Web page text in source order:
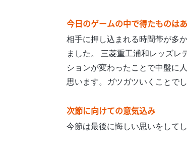
今日のゲームの中で得たものは
相手に押し込まれる時間帯が多
ました。 三菱重工浦和レッズレ
ションが変わったことで中盤に
思います。ガツガツいくことで
次節に向けての意気込み
今節は最後に悔しい思いをして